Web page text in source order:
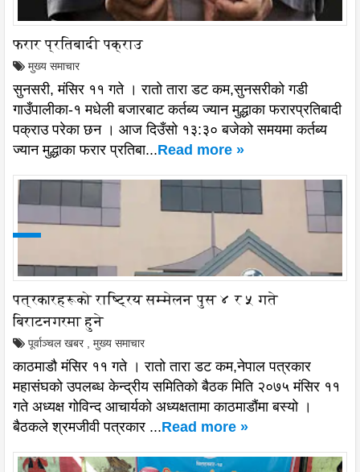
फरार प्रतिबादी पक्राउ
मुख्य समाचार
सुनसरी, मंसिर ११ गते । रातो तारा डट कम,सुनसरीको गडी
गाउँपालीका-१ मधेली बजारबाट कर्तब्य ज्यान मुद्धाका फरारप्रतिबादी
पक्राउ परेका छन । आज दिउँसो १३:३० बजेको समयमा कर्तब्य
ज्यान मुद्धाका फरार प्रतिबा...Read more »
पत्रकारहरूको राष्ट्रिय सम्मेलन पुस ४ र ५ गते
बिराटनगरमा हुने
पूर्वाञ्चल खबर मुख्य समाचार
काठमाडौ मंसिर ११ गते । रातो तारा डट कम,नेपाल पत्रकार
महासंघको उपलब्ध केन्द्रीय समितिको बैठक मिति २०७५ मंसिर ११
गते अध्यक्ष गोविन्द आचार्यको अध्यक्षतामा काठमाडौंमा बस्यो ।
बैठकले श्रमजीवी पत्रकार ...Read more »